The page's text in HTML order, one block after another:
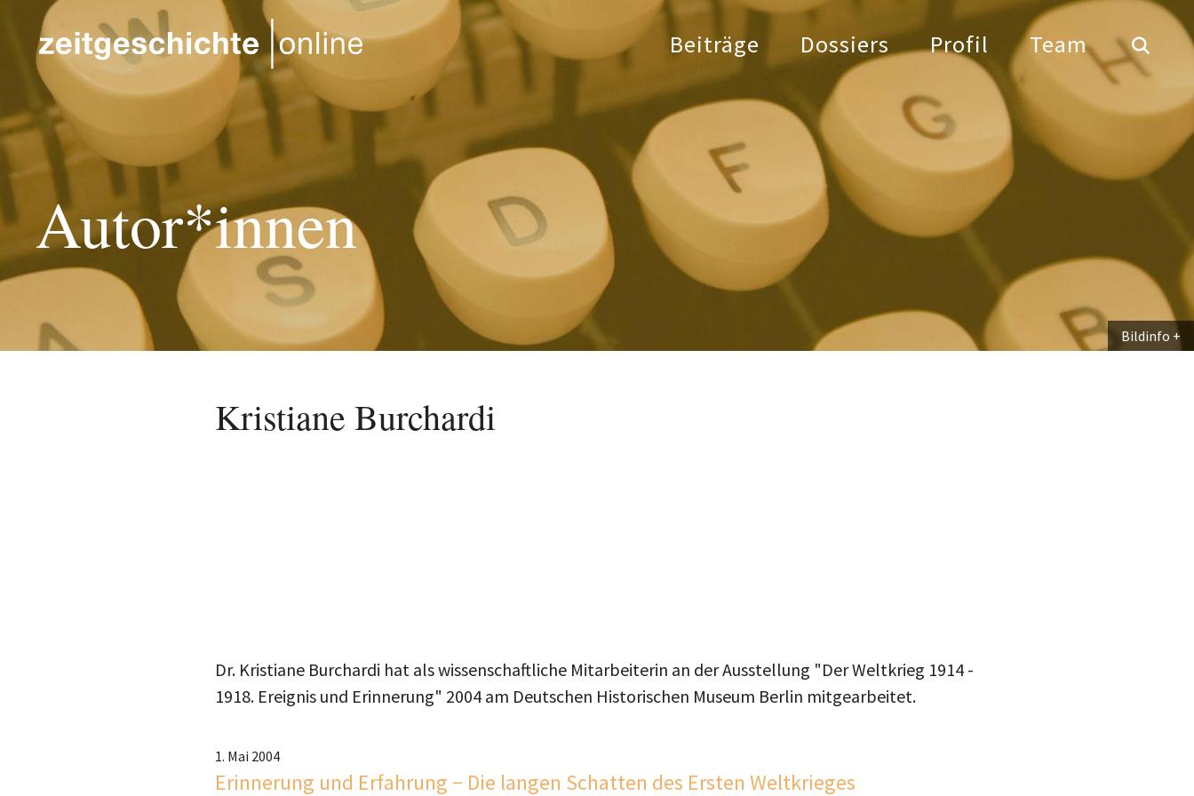
Direkt zum Inhalt
Beiträge Dossiers Profil Team
Autor*innen
Bildinfo
Kristiane Burchardi
Dr. Kristiane Burchardi hat als wissenschaftliche Mitarbeiterin an der Ausstellung "Der Weltkrieg 1914 -
1918. Ereignis und Erinnerung" 2004 am Deutschen Historischen Museum Berlin mitgearbeitet.
1. Mai 2004
Erinnerung und Erfahrung − Die langen Schatten des Ersten Weltkrieges